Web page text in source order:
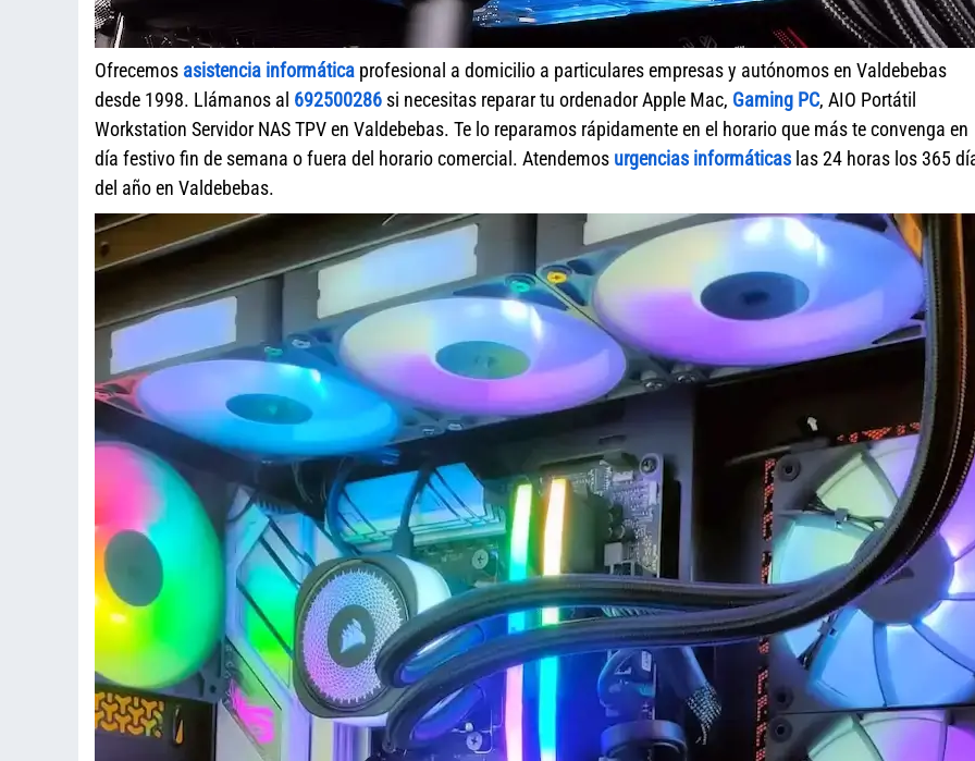
Ofrecemos asistencia informática profesional a domicilio a particulares empresas y autónomos en Valdebebas
desde 1998. Llámanos al 692500286 si necesitas reparar tu ordenador Apple Mac, Gaming PC, AIO Portátil
Workstation Servidor NAS TPV en Valdebebas. Te lo reparamos rápidamente en el horario que más te convenga en
día festivo fin de semana o fuera del horario comercial. Atendemos urgencias informáticas las 24 horas los 365
del año en Valdebebas.